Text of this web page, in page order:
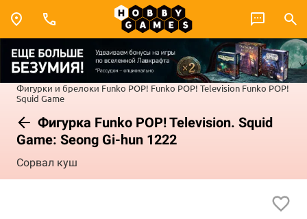
Фигурки и брелоки Funko POP! Funko POP! Television Funko POP!
Squid Game
Фигурка Funko POP! Television. Squid
Game: Seong Gi-hun 1222
Сорвал куш